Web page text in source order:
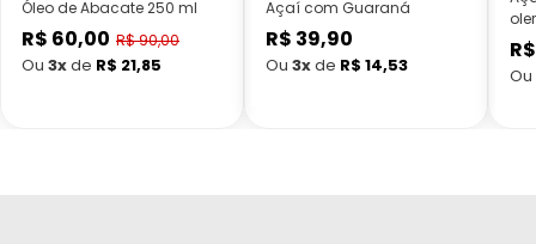
Óleo de Abacate 250 ml
Preço
promocional
R$ 60,00
Preço
normal
R$ 90,00
Ou 3xde R$ 21,85
Açaí com Guaraná
Preço
normal
R$ 39,90
Ou 3xde R$ 14,53 Ou